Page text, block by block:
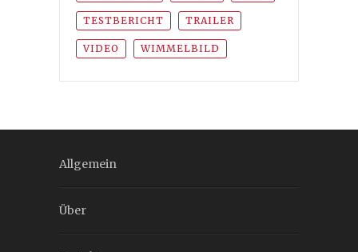
TESTBERICHT TRAILER
VIDEO WIMMELBILD
Allgemein
Über